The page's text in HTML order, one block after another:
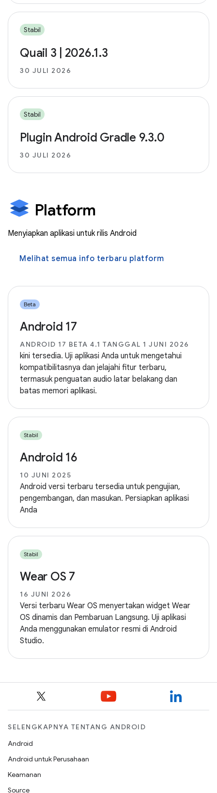
Stabil
Quail 3 | 2026.1.3
30 JULI 2026
Stabil
Plugin Android Gradle 9.3.0
30 JULI 2026
Platform
Menyiapkan aplikasi untuk rilis Android
Melihat semua info terbaru platform
Beta
Android 17
ANDROID 17 BETA 4.1 TANGGAL 1 JUNI 2026
kini tersedia. Uji aplikasi Anda untuk mengetahui
kompatibilitasnya dan jelajahi fitur terbaru,
termasuk penguatan audio latar belakang dan
batas memori aplikasi.
Stabil
Android 16
10 JUNI 2025
Android versi terbaru tersedia untuk pengujian,
pengembangan, dan masukan. Persiapkan aplikasi
Anda
Stabil
Wear OS 7
16 JUNI 2026
Versi terbaru Wear OS menyertakan widget Wear
OS dinamis dan Pembaruan Langsung. Uji aplikasi
Anda menggunakan emulator resmi di Android
Studio.
SELENGKAPNYA TENTANG ANDROID
Android
Android untuk Perusahaan
Keamanan
Source